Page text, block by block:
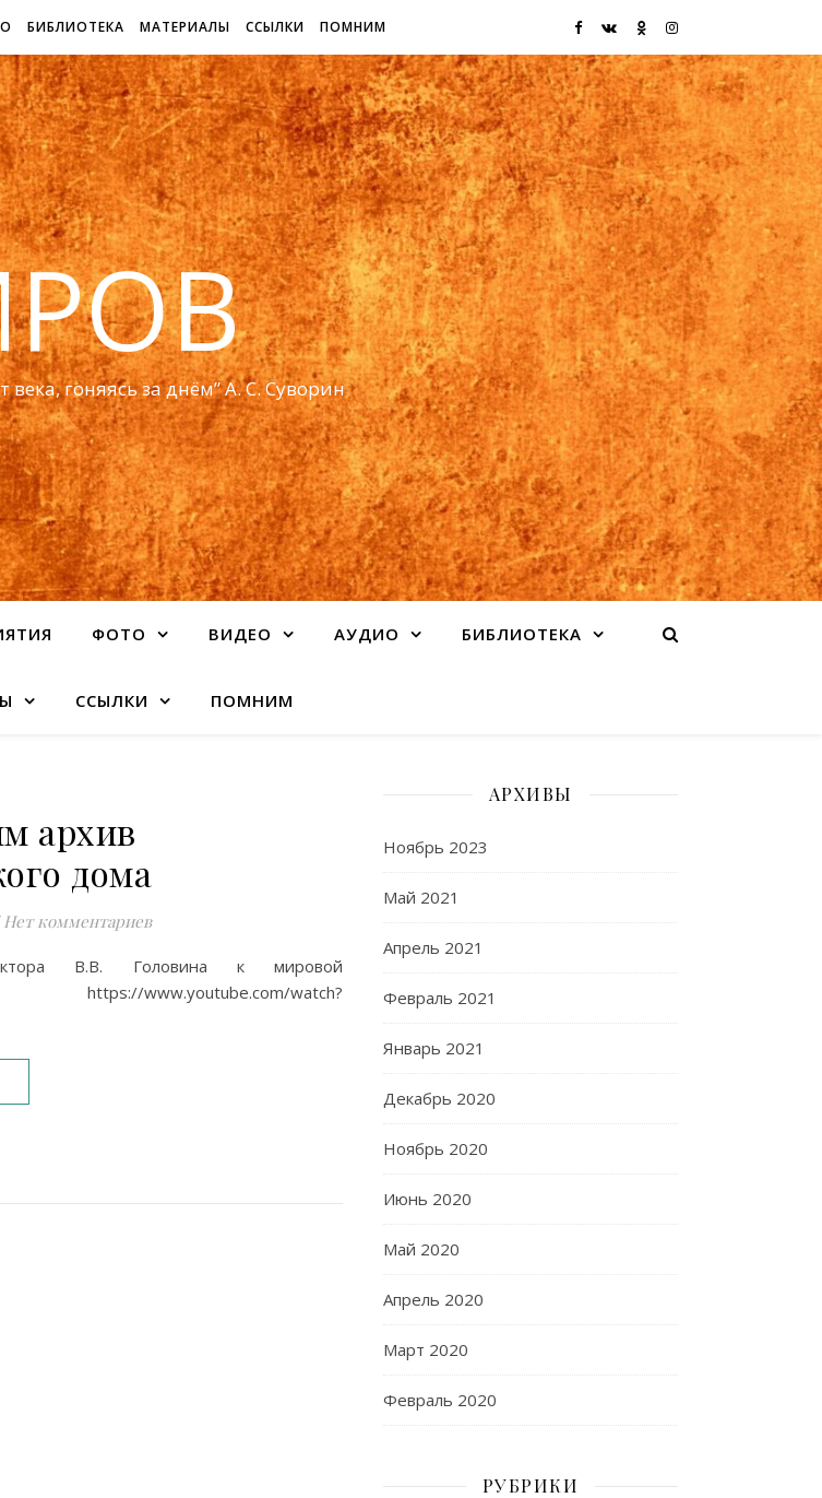
БИБЛИОТЕКА МАТЕРИАЛЫ ССЫЛКИ ПОМНИМ
века, гоняясь за днём” А. С. Суворин
ФОТО ВИДЕО АУДИО БИБЛИОТЕКА
ССЫЛКИ ПОМНИМ
архив
дома
Нет комментариев
В.В. Головина к мировой
https://www.youtube.com/watch?
АРХИВЫ
Ноябрь 2023
Май 2021
Апрель 2021
Февраль 2021
Январь 2021
Декабрь 2020
Ноябрь 2020
Июнь 2020
Май 2020
Апрель 2020
Март 2020
Февраль 2020
РУБРИКИ